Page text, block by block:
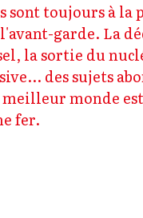
sont toujours à la
garde. La
la sortie du
des sujets
meilleur monde
fer.